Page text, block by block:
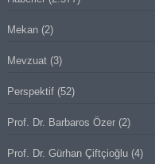
Mekan(2)
Mevzuat(3)
Perspektif(52)
Prof. Dr. Barbaros Özer(2)
Prof. Dr. Gürhan Çiftçioğlu(4)